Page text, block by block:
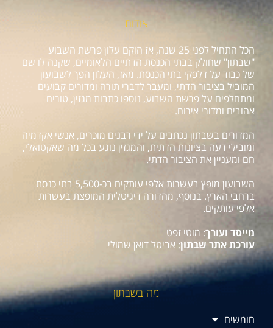
אודות
הכל התחיל לפני 25 שנה, אז הוקם עלון פרשת השבוע
"שבתון" שחולק בבתי הכנסת הדתיים הלאומיים, שקנה לו שם
של כבוד על דלפקי בתי הכנסת. מאז, העלון הפך לשבועון
המוביל בציבור הדתי, ומעבר לדברי תורה ומדורים קבועים
ומתחלפים על פרשת השבוע, נוספו כתבות מגזין, טורים
אהובים ומדורי אירוח.
המדורים בשבתון נכתבים על ידי רבנים מוכרים, אנשי אקדמיה
ומובילי דעה בציונות הדתית, והמגזין נוגע בכל מה שאקטואלי,
חם ומעניין את הציבור הדתי.
השבועון מופץ בעשרות אלפי עותקים בכ-5,500 בתי כנסת
ברחבי הארץ. בנוסף, מהדורה דיגיטלית המופצת בעשרות
אלפי עותקים.
מייסד ועורך: מוטי זפט
עורכת אתר שבתון: אביטל דואן שמולי
מה בשבתון
חומשים